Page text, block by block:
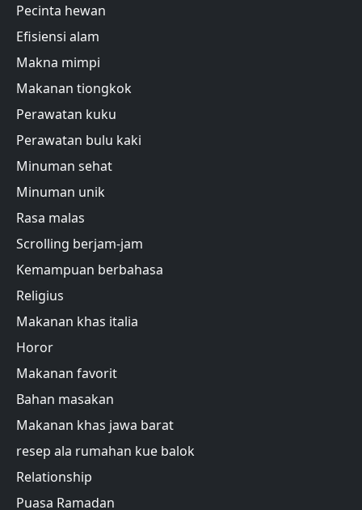
Pecinta hewan
Efisiensi alam
Makna mimpi
Makanan tiongkok
Perawatan kuku
Perawatan bulu kaki
Minuman sehat
Minuman unik
Rasa malas
Scrolling berjam-jam
Kemampuan berbahasa
Religius
Makanan khas italia
Horor
Makanan favorit
Bahan masakan
Makanan khas jawa barat
resep ala rumahan kue balok
Relationship
Puasa Ramadan